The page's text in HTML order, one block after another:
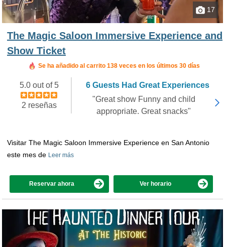
17
The Magic Saloon Immersive Experience and
Show Ticket
Se ha añadido al carrito 138 veces en los últimos 30 días
5.0 out of 5
2 reseñas
6 Guests Had Great Experiences
"Great show Funny and child
appropriate. Great snacks"
Visitar The Magic Saloon Immersive Experience en San Antonio
este mes de Leer más
Reservar ahora Ver horario